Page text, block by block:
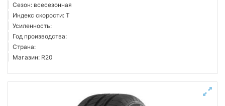
Сезон: всесезонная
Индекс скорости: T
Усиленность:
Год производства:
Страна:
Магазин: R20